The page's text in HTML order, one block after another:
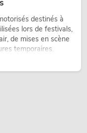
destinés à
lors de festivals,
de mises en scène
temporaires.